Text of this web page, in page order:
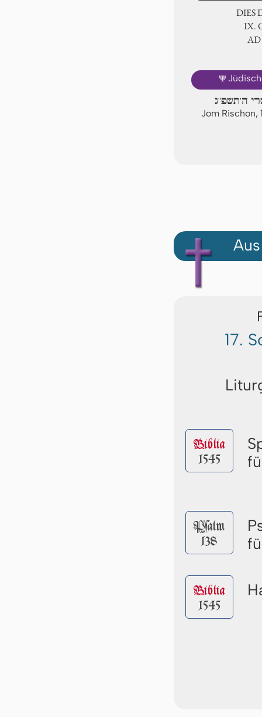
DIES
Ⅸ.
🕎
ה'תשפ"ג
Jom Rischon,
17.
Biblia
1545
Pſalm
138
Biblia
1545